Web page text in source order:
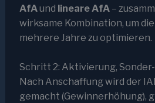
AfAund lineare AfA–
wirksame Kombination, um
mehrere Jahre zu optimieren.
Schritt 2: Aktivierung,
Nach Anschaffung wird der
gemacht (Gewinnerhöhung),